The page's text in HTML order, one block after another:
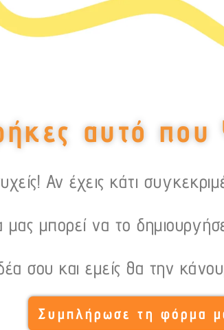
αυτό που
Αν έχεις κάτι
μπορεί να το
σου και εμείς θα την
Συμπλήρωσε τη φόρμα